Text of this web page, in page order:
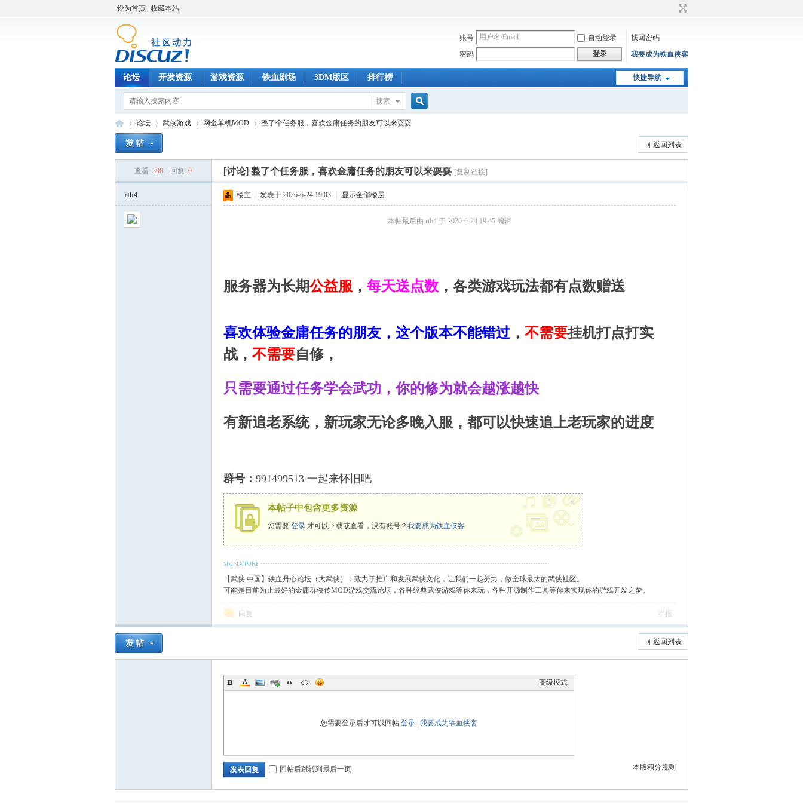
设为首页 收藏本站
账号 自动登录
找回密码
密码
登录 我要成为铁血侠客
快捷导航
论坛 开发资源 游戏资源 铁血剧场 3DM版区 排行榜
搜索
索
论坛
›
武侠游戏
›
网金单机MOD
›
整了个任务服，喜欢金庸任务的朋友可以来耍耍
返回列表
查看: 308 回复: 0 [讨论] 整了个任务服，喜欢金庸任务的朋友可以来耍耍 [复制链接]
rtb4 楼主 发表于 2026-6-24 19:03 显示全部楼层
本帖最后由 rtb4 于 2026-6-24 19:45 编辑
服务器为长期公益服 ， 每天送点数 ，各类游戏玩法都有点数赠送
喜欢体验金庸任务的朋友，这个版本不能错过 ， 不需要挂机打点打实
战， 不需要自修，
只需要通过任务学会武功，你的修为就会越涨越快
有新追老系统，新玩家无论多晚入服，都可以快速追上老玩家的进度
群号： 991499513 一起来怀旧吧
本帖子中包含更多资源
您需要 登录 才可以下载或查看，没有账号？ 我要成为铁血侠客
x
【武侠.中国】铁血丹心论坛（大武侠）：致力于推广和发展武侠文化，让我们一起努力，做全球最大的武侠社区。
可能是目前为止最好的金庸群侠传MOD游戏交流论坛，各种经典武侠游戏等你来玩，各种开源制作工具等你来实现你的游戏开发之梦。
回复 举报
返回列表
高级模式
您需要登录后才可以回帖 登录 我要成为铁血侠客
本版积分规则
发表回复 回帖后跳转到最后一页